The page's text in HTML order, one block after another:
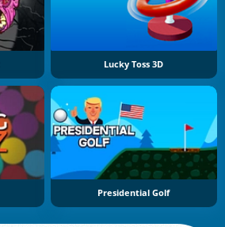
Lucky Toss 3D
Presidential Golf